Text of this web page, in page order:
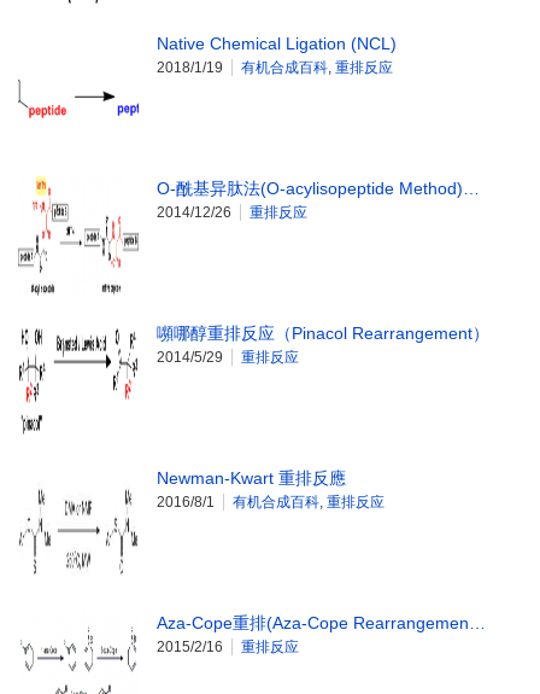
Native Chemical Ligation (NCL)
2018/1/19 有机合成百科 重排反应
O-酰基异肽法(O-acylisopeptide Method)…
2014/12/26 重排反应
嚬哪醇重排反应（Pinacol Rearrangement）
2014/5/29 重排反应
Newman-Kwart 重排反應
2016/8/1 有机合成百科 重排反应
Aza-Cope重排(Aza-Cope Rearrangemen…
2015/2/16 重排反应